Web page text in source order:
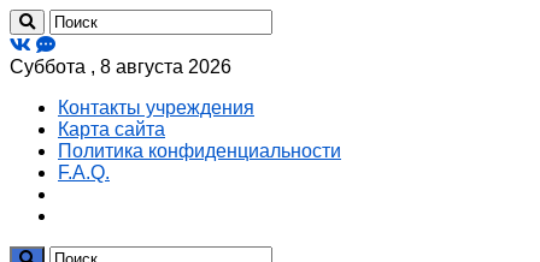
Суббота , 8 августа 2026
Контакты учреждения
Карта сайта
Политика конфиденциальности
F.A.Q.